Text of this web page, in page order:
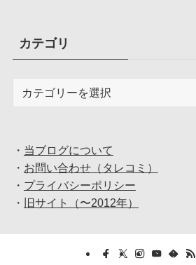
ブカテゴリ
・ 当ブログについて
・ お問い合わせ（タレコミ）
・ プライバシーポリシー
・
旧サイト（〜2012年）